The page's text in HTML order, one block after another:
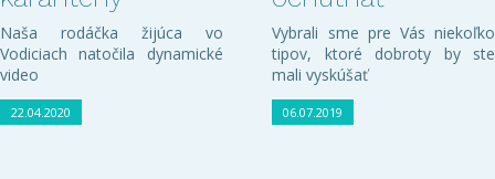
Naša rodáčka žijúca vo
Vodiciach natočila dynamické
video
22.04.2020
Vybrali sme pre Vás niekoľko
tipov, ktoré dobroty by ste
mali vyskúšať
06.07.2019